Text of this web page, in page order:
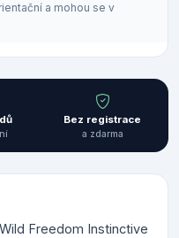
a mohou se v
Bez registrace
a zdarma
Freedom Instinctive